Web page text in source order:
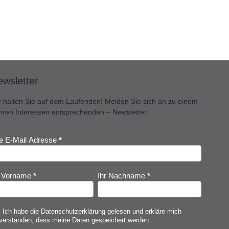
halten Sie auf dem Laufenden! Melden Sie sich an zu einem
Interessen entsprechenden – Newsletter.
E-Mail Adresse *
* Ihr Nachname*
Ich habe die Datenschutzerklärunggelesen und erkläre mich
dass meine Daten gespeichert werden.